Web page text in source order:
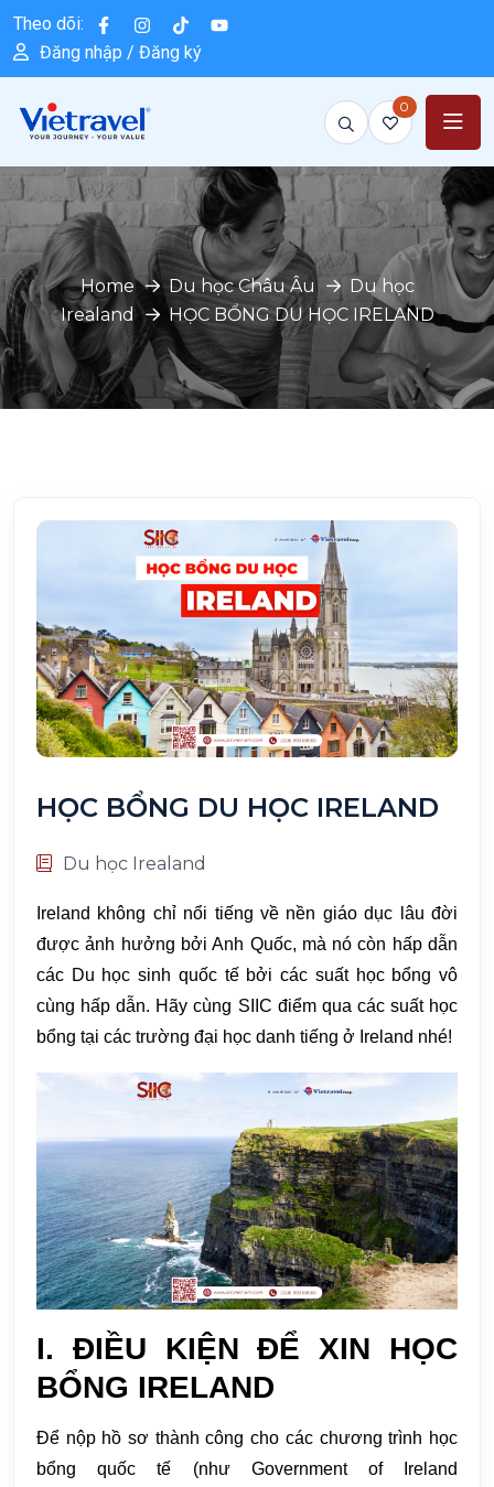
Theo dõi:
Đăng nhập / Đăng ký
0
Home Du học Châu Âu
Du học
Irealand
HỌC BỔNG DU HỌC IRELAND
HỌC BỔNG DU HỌC IRELAND
Du học Irealand
Ireland không chỉ nổi tiếng về nền giáo dục lâu đời
được ảnh hưởng bởi Anh Quốc, mà nó còn hấp dẫn
các Du học sinh quốc tế bởi các suất học bổng vô
cùng hấp dẫn. Hãy cùng SIIC điểm qua các suất học
bổng tại các trường đại học danh tiếng ở Ireland nhé!
I. ĐIỀU KIỆN ĐỂ XIN HỌC
BỔNG IRELAND
Để nộp hồ sơ thành công cho các chương trình học
bổng quốc tế (như Government of Ireland